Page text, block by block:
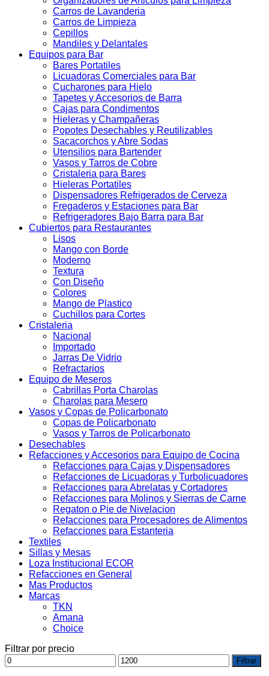
Carros de Lavanderia
Carros de Limpieza
Cepillos
Mandiles y Delantales
Equipos para Bar
Bares Portatiles
Licuadoras Comerciales para Bar
Cucharones para Hielo
Tapetes y Accesorios de Barra
Cajas para Condimentos
Hieleras y Champañeras
Popotes Desechables y Reutilizables
Sacacorchos y Abre Sodas
Utensilios para Bartender
Vasos y Tarros de Cobre
Cristaleria para Bares
Hieleras Portatiles
Dispensadores Refrigerados de Cerveza
Fregaderos y Estaciones para Bar
Refrigeradores Bajo Barra para Bar
Cubiertos para Restaurantes
Lisos
Mango con Borde
Moderno
Textura
Con Diseño
Colores
Mango de Plastico
Cuchillos para Cortes
Cristaleria
Nacional
Importado
Jarras De Vidrio
Refractarios
Equipo de Meseros
Cabrillas Porta Charolas
Charolas para Mesero
Vasos y Copas de Policarbonato
Copas de Policarbonato
Vasos y Tarros de Policarbonato
Desechables
Refacciones y Accesorios para Equipo de Cocina
Refacciones para Cajas y Dispensadores
Refacciones de Licuadoras y Turbolicuadores
Refacciones para Abrelatas y Cortadores
Refacciones para Molinos y Sierras de Carne
Regaton o Pie de Nivelacion
Refacciones para Procesadores de Alimentos
Refacciones para Estanteria
Textiles
Sillas y Mesas
Loza Institucional ECOR
Refacciones en General
Mas Productos
Marcas
TKN
Amana
Choice
Filtrar por precio
Precio
mínimo
Precio
máximo
Filtrar